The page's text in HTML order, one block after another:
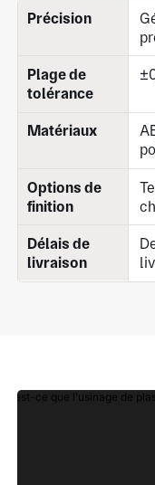
Précision
Plage de
tolérance
Matériaux
Options de
finition
Délais de
livraison